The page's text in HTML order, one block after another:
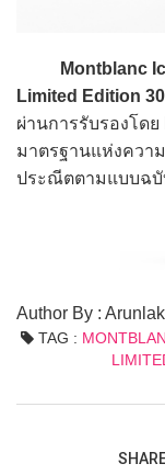
Montblanc
Limited Edition
ผ่านการรับรองโดย
มาตรฐานแห่งควา
ประณีตตามแบบฉบั
Author By : Arunlak
TAG :